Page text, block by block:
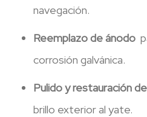
navegación.
Reemplazo de ánodo
corrosión galvánica.
Pulido y restauración
brillo exterior al yate.